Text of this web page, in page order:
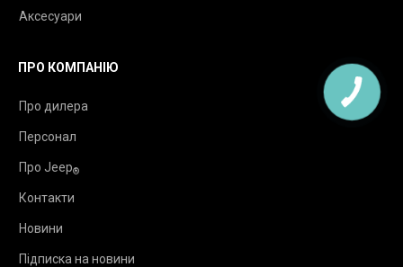
Аксесуари
ПРО КОМПАНІЮ
Про дилера
Персонал
Про Jeep®
Контакти
Новини
Підписка на новини